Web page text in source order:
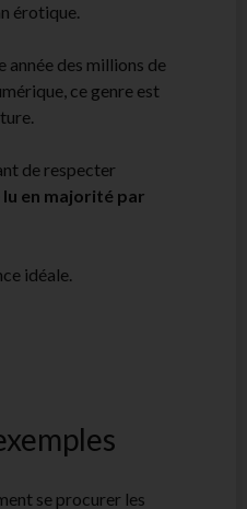
érotique.
année des millions de
ce genre est
de respecter
lu en majorité par
idéale.
se procurer les